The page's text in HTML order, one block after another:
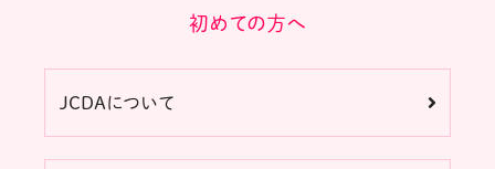
初めての方へ
JCDAについて